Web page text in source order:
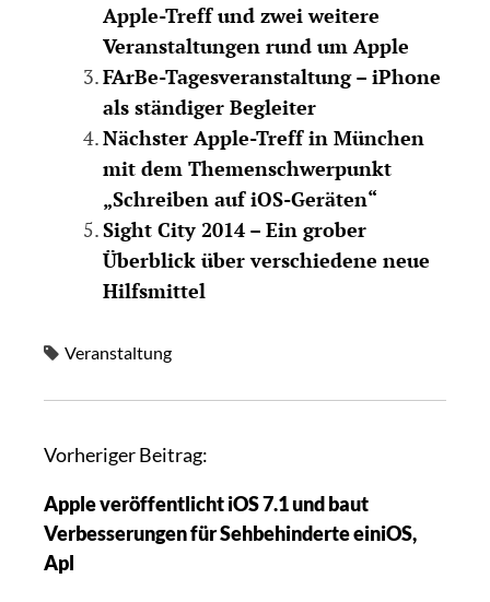
Apple-Treff und zwei weitere
Veranstaltungen rund um Apple
FArBe-Tagesveranstaltung – iPhone
als ständiger Begleiter
Nächster Apple-Treff in München
mit dem Themenschwerpunkt
„Schreiben auf iOS-Geräten“
Sight City 2014 – Ein grober
Überblick über verschiedene neue
Hilfsmittel
Veranstaltung
Vorheriger Beitrag:
Apple veröffentlicht iOS 7.1 und baut
Verbesserungen für Sehbehinderte einiOS,
Apl